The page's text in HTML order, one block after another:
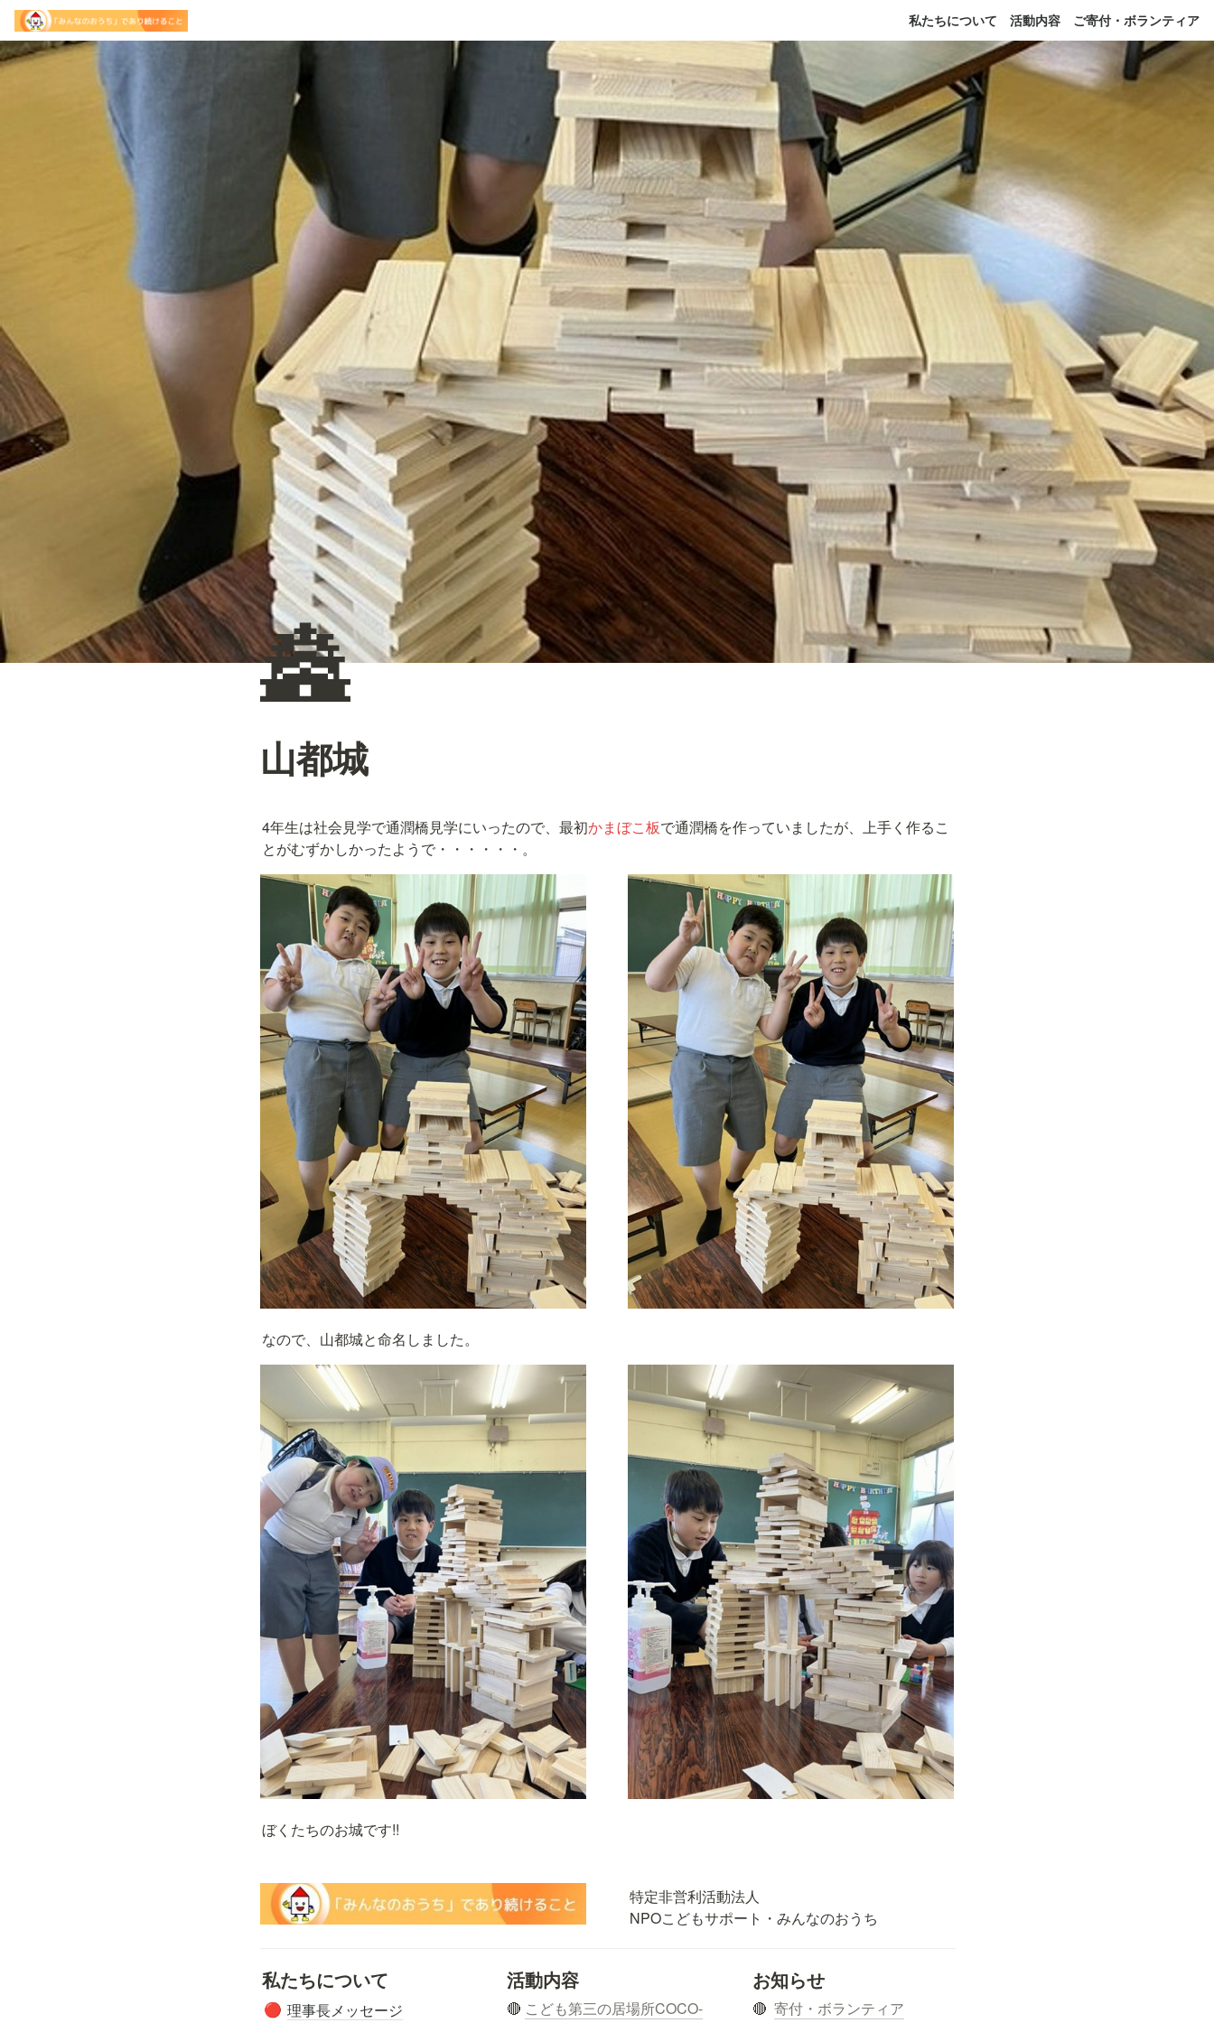
私たちについて 活動内容 ご寄付・ボランティア
🏯
山都城
4年生は社会見学で通潤橋見学にいったので、最初かまぼこ板で通潤橋を作っていましたが、上手く作るこ
とがむずかしかったようで・・・・・・。
なので、山都城と命名しました。
ぼくたちのお城です!!
特定非営利活動法人
NPOこどもサポート・みんなのおうち
私たちについて
🔴 理事長メッセージ
活動内容
🔴 こども第三の居場所COCO-
お知らせ
🔴 寄付・ボランティア